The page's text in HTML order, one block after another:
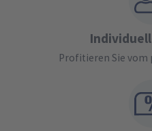
Profitieren Sie vom